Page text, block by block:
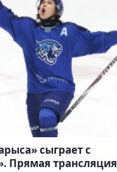
сыграет с
Прямая трансляция